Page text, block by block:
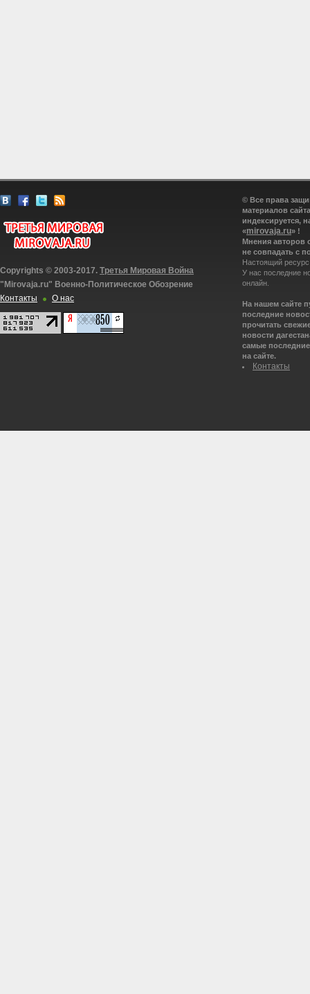
Copyrights © 2003-2017. Третья Мировая Война
"Mirovaja.ru" Военно-Политическое Обозрение
Контакты
О нас
© Все права
материалов
индексируется,
«mirovaja.ru» !
Мнения авторов
не совпадать с
Настоящий
У нас последние
онлайн.
На нашем сайте
последние
прочитать
новости
самые
на сайте.
Контакты